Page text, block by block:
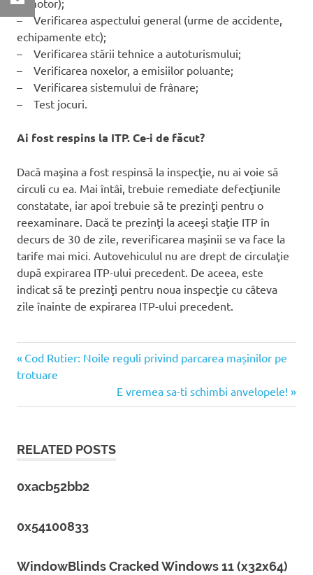
– Verificarea aspectului general (urme de accidente,
echipamente etc);
– Verificarea stării tehnice a autoturismului;
– Verificarea noxelor, a emisiilor poluante;
– Verificarea sistemului de frânare;
– Test jocuri.
Ai fost respins la ITP. Ce-i de făcut?
Dacă maşina a fost respinsă la inspecţie, nu ai voie să
circuli cu ea. Mai întâi, trebuie remediate defecţiunile
constatate, iar apoi trebuie să te prezinţi pentru o
reexaminare. Dacă te prezinţi la aceeşi staţie ITP în
decurs de 30 de zile, reverificarea maşinii se va face la
tarife mai mici. Autovehiculul nu are drept de circulaţie
după expirarea ITP-ului precedent. De aceea, este
indicat să te prezinţi pentru noua inspecţie cu câteva
zile înainte de expirarea ITP-ului precedent.
Post
navigation
Previous
Post:
Cod Rutier: Noile reguli privind parcarea mașinilor pe
trotuare
Next
Post:
E vremea sa-ti schimbi anvelopele!
RELATED POSTS
0xacb52bb2
0x54100833
WindowBlinds Cracked Windows 11 (x32x64)